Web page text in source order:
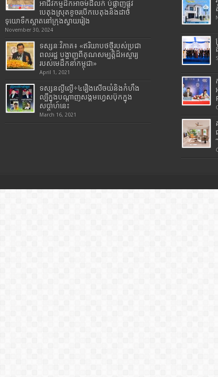
អាជីវកម្មដឹកអាចម៍ដីលក់ បំផ្លាញផ្លូវ
បេតុងស្រុតខូចរបើកបេតុងនិងដាច់
ទុយោទឹកស្អាតនៅក្រុងស្វាយរៀង
November 30, 2024
ទស្សនៈវិភាគ៖ «ឥរិយាបថថ្មីរបស់ប្រជា
ពលរដ្ឋ បង្ហាញពីគុណសម្បត្តិដ៏អស្ចារ្យ
របស់មេដឹកនាំកម្ពុជា»
April 1, 2021
ទស្សនល្ងីល្ងើ÷៤រឿងសើចយំនិងកំហឹង
ល្បីក្នុងបណ្តាញសង្គមហ្វេសប៊ុកក្នុង
សប្តាហ៍នេះ
March 16, 2021